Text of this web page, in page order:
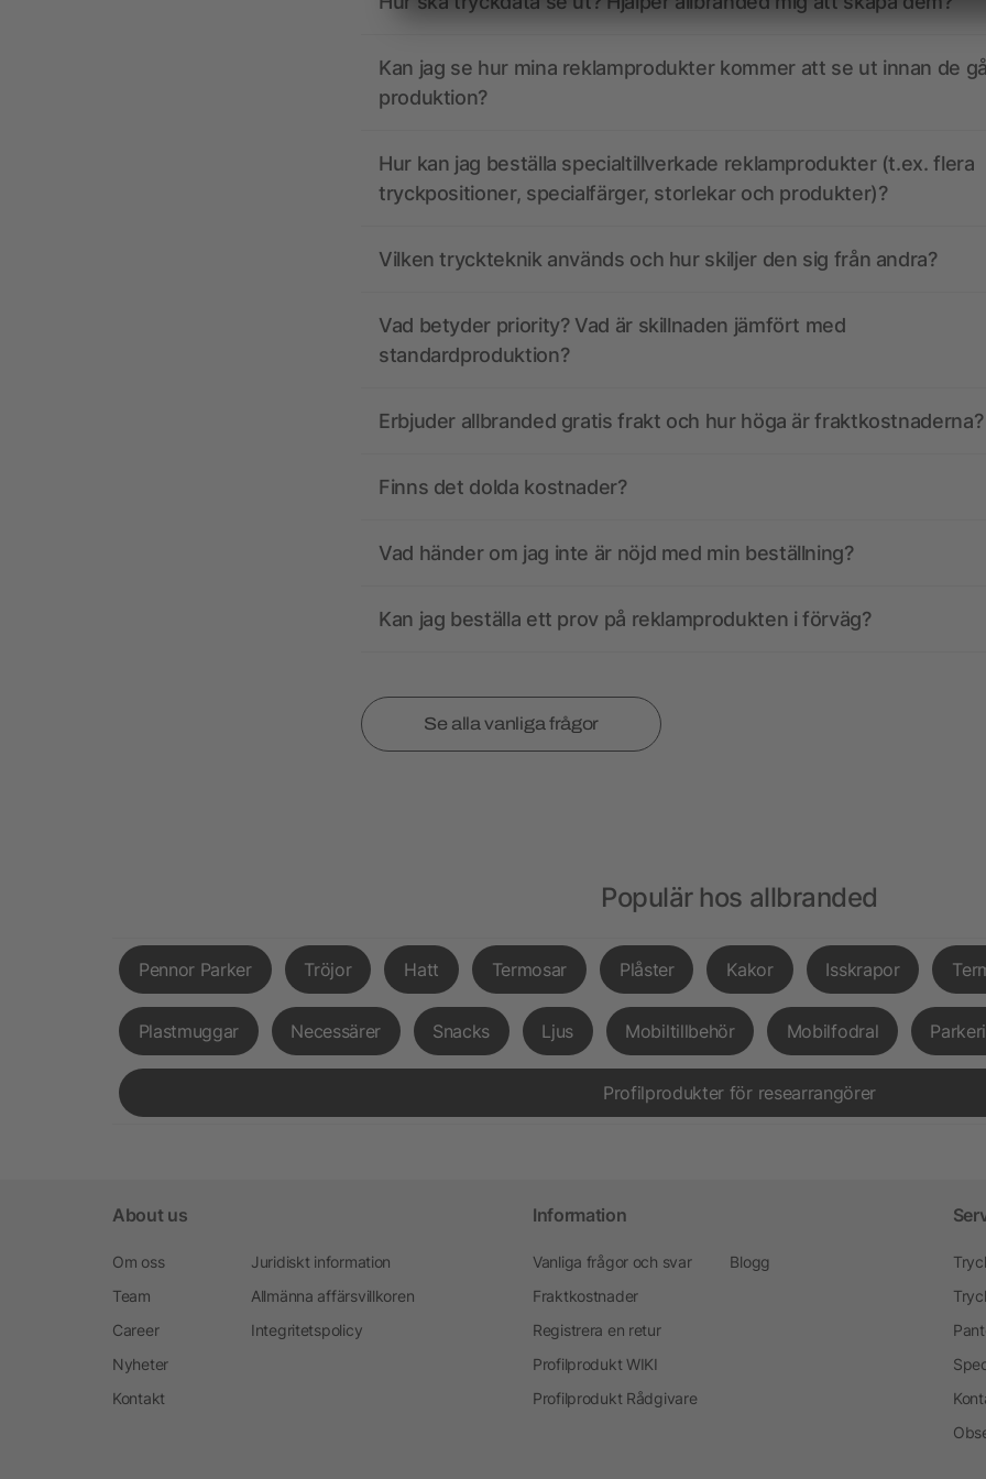
Kan jag se hur mina reklamprodukter kommer att se ut innan de
produktion?
Hur kan jag beställa specialtillverkade reklamprodukter (t.ex. flera
tryckpositioner, specialfärger, storlekar och produkter)?
Vilken tryckteknik används och hur skiljer den sig från andra?
Vad betyder priority? Vad är skillnaden jämfört med
standardproduktion?
Erbjuder allbranded gratis frakt och hur höga är fraktkostnaderna?
Finns det dolda kostnader?
Vad händer om jag inte är nöjd med min beställning?
Kan jag beställa ett prov på reklamprodukten i förväg?
Se alla vanliga frågor
Populär hos allbranded
Pennor Parker Tröjor Hatt Termosar Plåster Kakor Isskrapor
Plastmuggar Necessärer Snacks Ljus Mobiltillbehör Mobilfodral
Profilprodukter för researrangörer
About us
Om oss
Team
Career
Nyheter
Kontakt
Juridiskt information
Allmänna affärsvillkoren
Integritetspolicy
Information
Vanliga frågor och svar
Fraktkostnader
Registrera en retur
Profilprodukt WIKI
Profilprodukt Rådgivare
Blogg